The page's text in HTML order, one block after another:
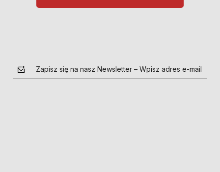
Zapisz się na nasz Newsletter – Wpisz adres e-mail